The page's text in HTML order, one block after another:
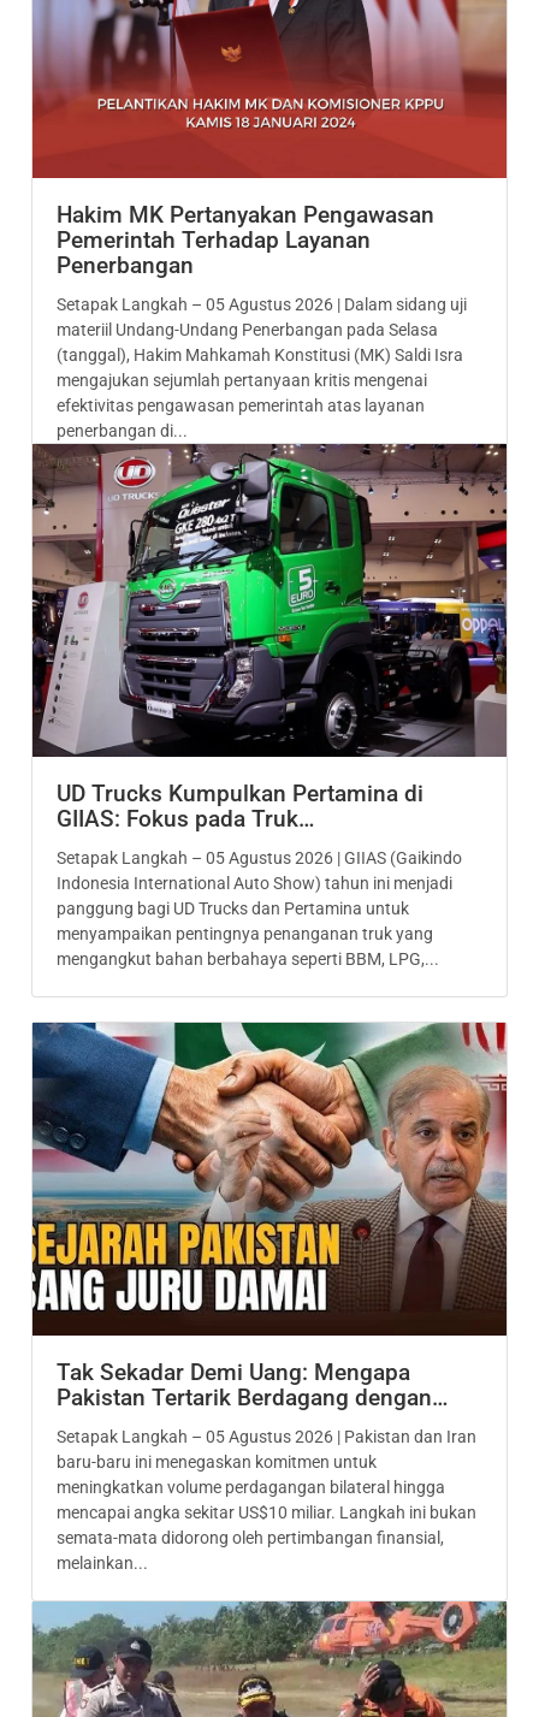
Hakim MK Pertanyakan Pengawasan
Pemerintah Terhadap Layanan
Penerbangan
Setapak Langkah – 05 Agustus 2026 | Dalam sidang uji
materiil Undang-Undang Penerbangan pada Selasa
(tanggal), Hakim Mahkamah Konstitusi (MK) Saldi Isra
mengajukan sejumlah pertanyaan kritis mengenai
efektivitas pengawasan pemerintah atas layanan
penerbangan di...
UD Trucks Kumpulkan Pertamina di
GIIAS: Fokus pada Truk…
Setapak Langkah – 05 Agustus 2026 | GIIAS (Gaikindo
Indonesia International Auto Show) tahun ini menjadi
panggung bagi UD Trucks dan Pertamina untuk
menyampaikan pentingnya penanganan truk yang
mengangkut bahan berbahaya seperti BBM, LPG,...
Tak Sekadar Demi Uang: Mengapa
Pakistan Tertarik Berdagang dengan…
Setapak Langkah – 05 Agustus 2026 | Pakistan dan Iran
baru-baru ini menegaskan komitmen untuk
meningkatkan volume perdagangan bilateral hingga
mencapai angka sekitar US$10 miliar. Langkah ini bukan
semata-mata didorong oleh pertimbangan finansial,
melainkan...